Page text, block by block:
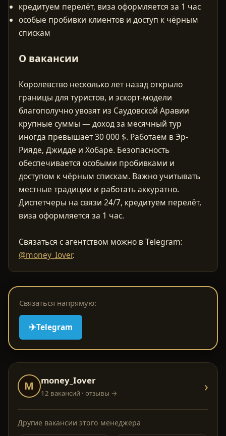
кредитуем перелёт, виза оформляется за 1 час
особые пробивки клиентов и доступ к чёрным
спискам
О вакансии
Королевство несколько лет назад открыло
границы для туристов, и эскорт-модели
благополучно увозят из Саудовской Аравии
крупные суммы — доход за месячный тур
иногда превышает 30 000 $. Работаем в Эр-
Рияде, Джидде и Хобаре. Безопасность
обеспечивается особыми пробивками и
доступом к чёрным спискам. Важно учитывать
местные традиции и работать аккуратно.
Диспетчеры на связи 24/7, кредитуем перелёт,
виза оформляется за 1 час.
Связаться с агентством можно в Telegram:
@money_Iover.
Связаться напрямую:
✈Telegram
M money_Iover
12 вакансий· отзывы → ›
Другие вакансии этого менеджера